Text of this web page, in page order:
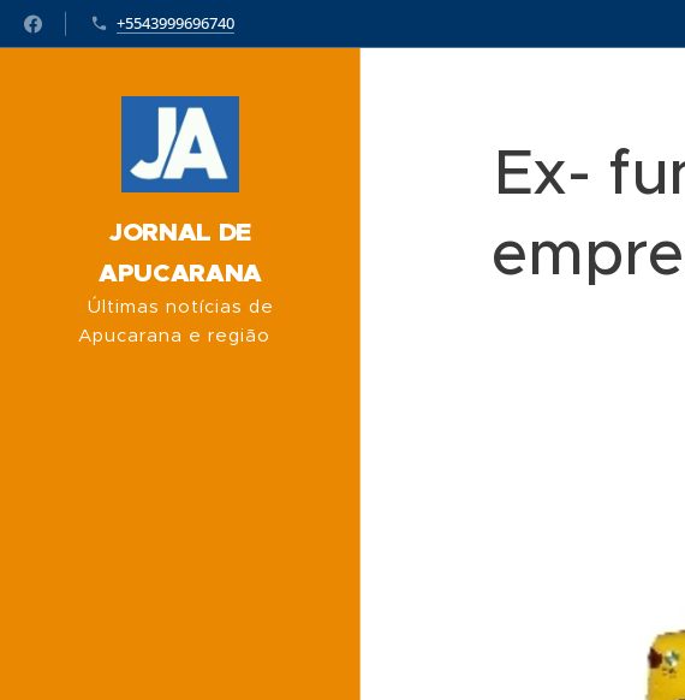
+5543999696740
JORNAL DE
APUCARANA
Últimas notícias de
Apucarana e região
Ex-